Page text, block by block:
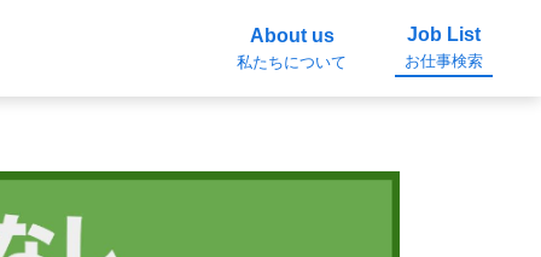
About us
私たちについて
Job List
お仕事検索